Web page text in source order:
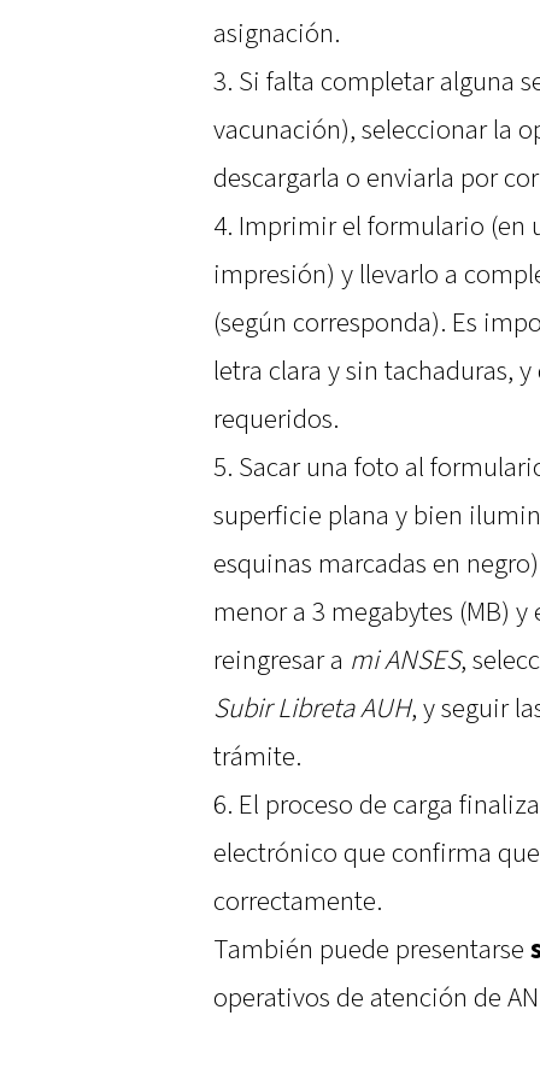
asignación.
3. Si falta completar alguna
vacunación), seleccionar la
descargarla o enviarla por
4. Imprimir el formulario (en
impresión) y llevarlo a
(según corresponda). Es
letra clara y sin tachaduras,
requeridos.
5. Sacar una foto al
superficie plana y bien
esquinas marcadas en
menor a 3 megabytes (MB)
reingresar a mi ANSES,
Subir Libreta AUH, y seguir
trámite.
6. El proceso de carga
electrónico que confirma
correctamente.
También puede presentarse
operativos de atención de